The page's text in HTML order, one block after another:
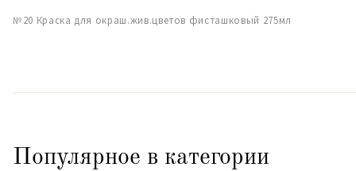
№20 Краска для окраш.жив.цветов фисташковый 275мл
Популярное в категории